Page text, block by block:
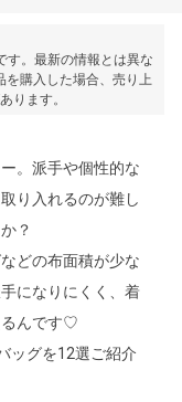
。最新の情報とは異な
を購入した場合、売り上
ります。
。派手や個性的な
り入れるのが難し
？
どの布面積が少な
になりにくく、着
るんです♡
ッグを12選ご紹介